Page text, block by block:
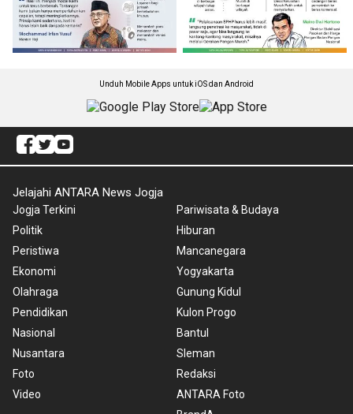
Unduh Mobile Apps untuk iOS dan Android
Jelajahi ANTARA News Jogja
Jogja Terkini
Politik
Peristiwa
Ekonomi
Olahraga
Pendidikan
Nasional
Nusantara
Foto
Video
Pariwisata & Budaya
Hiburan
Mancanegara
Yogyakarta
Gunung Kidul
Kulon Progo
Bantul
Sleman
Redaksi
ANTARA Foto